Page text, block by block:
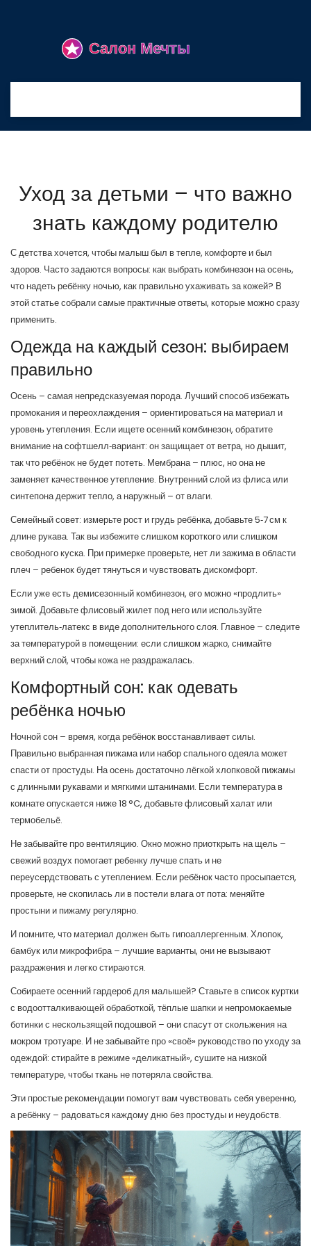
Уход за детьми – что важно
знать каждому родителю
С детства хочется, чтобы малыш был в тепле, комфорте и был
здоров. Часто задаются вопросы: как выбрать комбинезон на осень,
что надеть ребёнку ночью, как правильно ухаживать за кожей? В
этой статье собрали самые практичные ответы, которые можно сразу
применить.
Одежда на каждый сезон: выбираем
правильно
Осень – самая непредсказуемая порода. Лучший способ избежать
промокания и переохлаждения – ориентироваться на материал и
уровень утепления. Если ищете осенний комбинезон, обратите
внимание на софтшелл‑вариант: он защищает от ветра, но дышит,
так что ребёнок не будет потеть. Мембрана – плюс, но она не
заменяет качественное утепление. Внутренний слой из флиса или
синтепона держит тепло, а наружный – от влаги.
Семейный совет: измерьте рост и грудь ребёнка, добавьте 5‑7 см к
длине рукава. Так вы избежите слишком короткого или слишком
свободного куска. При примерке проверьте, нет ли зажима в области
плеч – ребенок будет тянуться и чувствовать дискомфорт.
Если уже есть демисезонный комбинезон, его можно «продлить»
зимой. Добавьте флисовый жилет под него или используйте
утеплитель‑латекс в виде дополнительного слоя. Главное – следите
за температурой в помещении: если слишком жарко, снимайте
верхний слой, чтобы кожа не раздражалась.
Комфортный сон: как одевать
ребёнка ночью
Ночной сон – время, когда ребёнок восстанавливает силы.
Правильно выбранная пижама или набор спального одеяла может
спасти от простуды. На осень достаточно лёгкой хлопковой пижамы
с длинными рукавами и мягкими штанинами. Если температура в
комнате опускается ниже 18 °C, добавьте флисовый халат или
термобельё.
Не забывайте про вентиляцию. Окно можно приоткрыть на щель –
свежий воздух помогает ребенку лучше спать и не
переусердствовать с утеплением. Если ребёнок часто просыпается,
проверьте, не скопилась ли в постели влага от пота: меняйте
простыни и пижаму регулярно.
И помните, что материал должен быть гипоаллергенным. Хлопок,
бамбук или микрофибра – лучшие варианты, они не вызывают
раздражения и легко стираются.
Собираете осенний гардероб для малышей? Ставьте в список куртки
с водоотталкивающей обработкой, тёплые шапки и непромокаемые
ботинки с нескользящей подошвой – они спасут от скольжения на
мокром тротуаре. И не забывайте про «своё» руководство по уходу за
одеждой: стирайте в режиме «деликатный», сушите на низкой
температуре, чтобы ткань не потеряла свойства.
Эти простые рекомендации помогут вам чувствовать себя уверенно,
а ребёнку – радоваться каждому дню без простуды и неудобств.